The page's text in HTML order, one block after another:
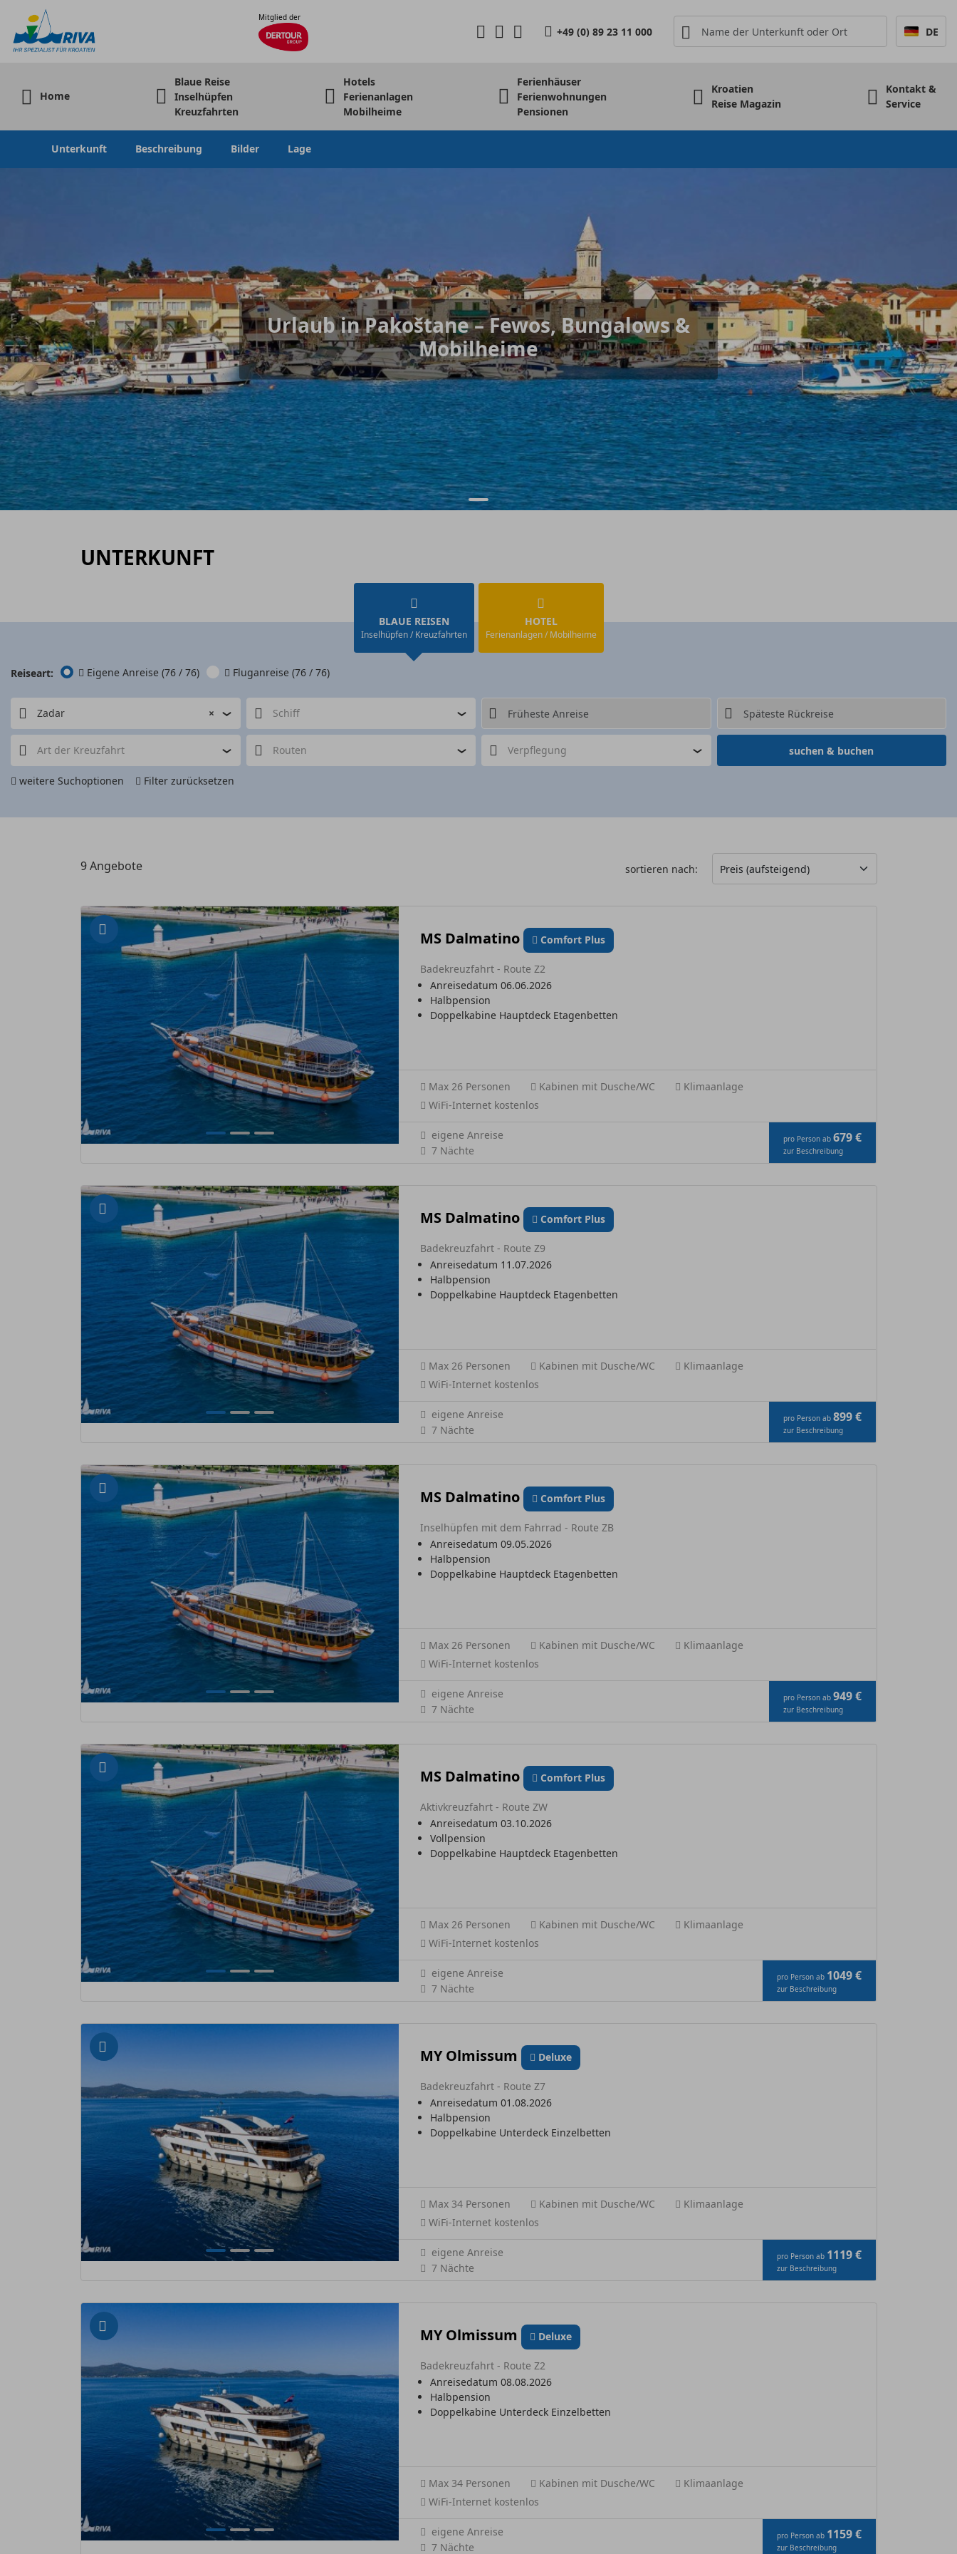
Mitglied der
+49 (0) 89 23 11 000 DE
Home
Blaue Reise
Inselhüpfen
Kreuzfahrten
Hotels
Ferienanlagen
Mobilheime
Ferienhäuser
Ferienwohnungen
Pensionen
Kroatien
Reise Magazin
Kontakt &
Service
Unterkunft Beschreibung Bilder Lage
Urlaub in Pakoštane – Fewos, Bungalows &
Mobilheime
UNTERKUNFT
BLAUE REISEN
Inselhüpfen / Kreuzfahrten
HOTEL
Ferienanlagen / Mobilheime
Reiseart: Eigene Anreise(76 / 76) Fluganreise(76 / 76)
×
Zadar Schiff
Art der Kreuzfahrt Routen Verpflegung suchen & buchen
weitere Suchoptionen Filter zurücksetzen
9Angebote sortieren nach:
MS Dalmatino Comfort Plus
Badekreuzfahrt - Route Z2
Anreisedatum 06.06.2026
Halbpension
Doppelkabine Hauptdeck Etagenbetten
Max 26 Personen Kabinen mit Dusche/WC
Klimaanlage
WiFi-Internet kostenlos
eigene Anreise
7 Nächte
pro Person ab679 €
zur Beschreibung
MS Dalmatino Comfort Plus
Badekreuzfahrt - Route Z9
Anreisedatum 11.07.2026
Halbpension
Doppelkabine Hauptdeck Etagenbetten
Max 26 Personen Kabinen mit Dusche/WC
Klimaanlage
WiFi-Internet kostenlos
eigene Anreise
7 Nächte
pro Person ab899 €
zur Beschreibung
MS Dalmatino Comfort Plus
Inselhüpfen mit dem Fahrrad - Route ZB
Anreisedatum 09.05.2026
Halbpension
Doppelkabine Hauptdeck Etagenbetten
Max 26 Personen Kabinen mit Dusche/WC
Klimaanlage
WiFi-Internet kostenlos
eigene Anreise
7 Nächte
pro Person ab949 €
zur Beschreibung
MS Dalmatino Comfort Plus
Aktivkreuzfahrt - Route ZW
Anreisedatum 03.10.2026
Vollpension
Doppelkabine Hauptdeck Etagenbetten
Max 26 Personen Kabinen mit Dusche/WC
Klimaanlage
WiFi-Internet kostenlos
eigene Anreise
7 Nächte
pro Person ab 1049 €
zur Beschreibung
MY Olmissum Deluxe
Badekreuzfahrt - Route Z7
Anreisedatum 01.08.2026
Halbpension
Doppelkabine Unterdeck Einzelbetten
Max 34 Personen Kabinen mit Dusche/WC
Klimaanlage
WiFi-Internet kostenlos
eigene Anreise
7 Nächte
pro Person ab 1119 €
zur Beschreibung
MY Olmissum Deluxe
Badekreuzfahrt - Route Z2
Anreisedatum 08.08.2026
Halbpension
Doppelkabine Unterdeck Einzelbetten
Max 34 Personen Kabinen mit Dusche/WC
Klimaanlage
WiFi-Internet kostenlos
eigene Anreise
7 Nächte
pro Person ab 1159 €
zur Beschreibung